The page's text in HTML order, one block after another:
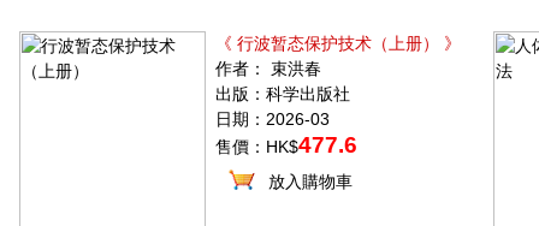
《 行波暂态保护技术（上册） 》
作者： 束洪春
出版：科学出版社
日期：2026-03
售價：HK$477.6
放入購物車